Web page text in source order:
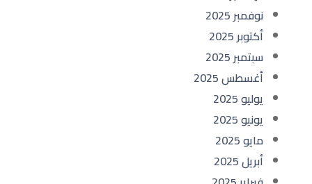
نوفمبر 2025
أكتوبر 2025
سبتمبر 2025
أغسطس 2025
يوليو 2025
يونيو 2025
مايو 2025
أبريل 2025